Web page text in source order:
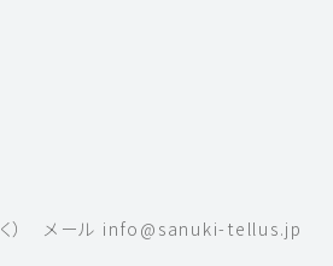
メール info@sanuki-tellus.jp